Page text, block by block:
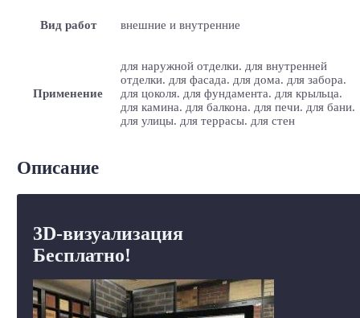
Вид работ внешние и внутренние
Применение
для наружной отделки. для внутренней
отделки. для фасада. для дома. для забора.
для цоколя. для фундамента. для крыльца.
для камина. для балкона. для печи. для бани.
для улицы. для террасы. для стен
Описание
3D-визуализация
Бесплатно!